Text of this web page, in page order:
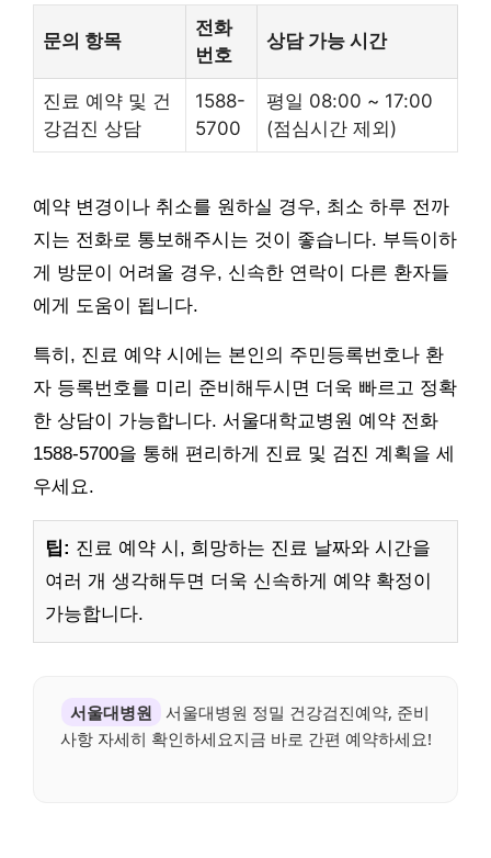
문의 항목
전화
번호
상담 가능 시간
진료 예약 및 건
강검진 상담
1588-
5700
평일 08:00 ~ 17:00
(점심시간 제외)
예약 변경이나 취소를 원하실 경우, 최소 하루 전까
지는 전화로 통보해주시는 것이 좋습니다. 부득이하
게 방문이 어려울 경우, 신속한 연락이 다른 환자들
에게 도움이 됩니다.
특히, 진료 예약 시에는 본인의 주민등록번호나 환
자 등록번호를 미리 준비해두시면 더욱 빠르고 정확
한 상담이 가능합니다. 서울대학교병원 예약 전화
1588-5700을 통해 편리하게 진료 및 검진 계획을 세
우세요.
팁: 진료 예약 시, 희망하는 진료 날짜와 시간을
여러 개 생각해두면 더욱 신속하게 예약 확정이
가능합니다.
서울대병원
서울대병원 정밀 건강검진예약, 준비
사항 자세히 확인하세요지금 바로 간편 예약하세요!